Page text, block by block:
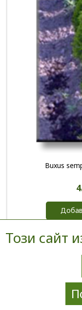
Този сайт
Buxus